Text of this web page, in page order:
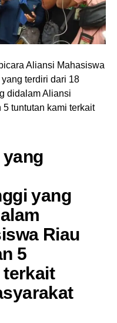
Aliansi Mahasiswa
terdiri dari 18
didalam Aliansi
tuntutan kami terkait
yang
yang
Riau
5